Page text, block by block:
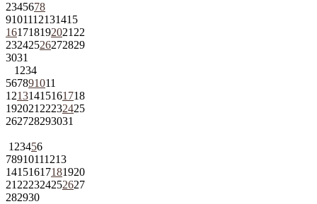
2345678
9101112131415
161718192021 22
23242526272829
3031
1 234
567891011
12131415161718
192021 22232425
262728293031
1 23456
78910111213
14151617181920
21 222324252627
282930